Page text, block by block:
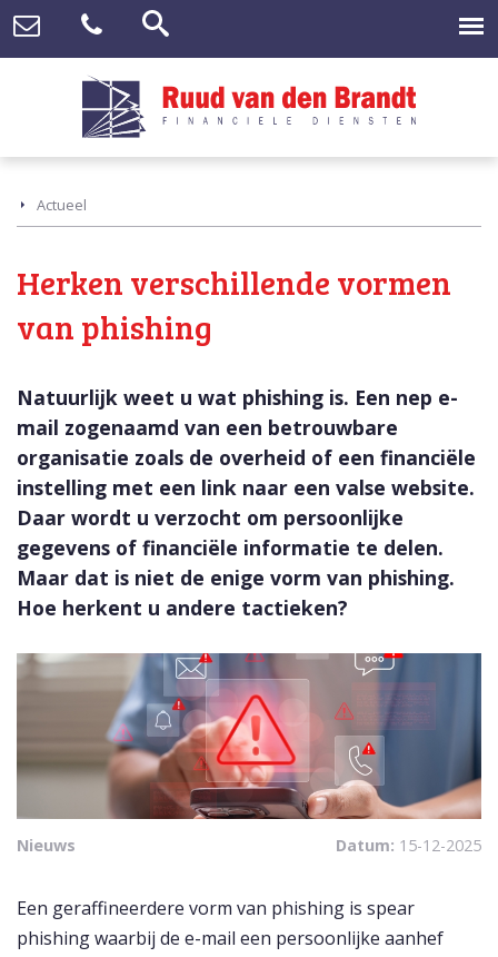
Actueel
Herken verschillende vormen
van phishing
Natuurlijk weet u wat phishing is. Een nep e-
mail zogenaamd van een betrouwbare
organisatie zoals de overheid of een financiële
instelling met een link naar een valse website.
Daar wordt u verzocht om persoonlijke
gegevens of financiële informatie te delen.
Maar dat is niet de enige vorm van phishing.
Hoe herkent u andere tactieken?
Nieuws Datum: 15-12-2025
Een geraffineerdere vorm van phishing is spear
phishing waarbij de e-mail een persoonlijke aanhef